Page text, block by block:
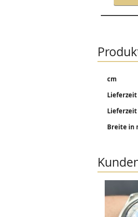
Mehr
cm
Lieferzeit
Lieferzeit
Breite in